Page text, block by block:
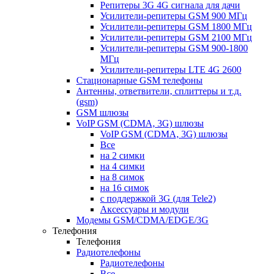
Репитеры 3G 4G сигнала для дачи
Усилители-репитеры GSM 900 МГц
Усилители-репитеры GSM 1800 МГц
Усилители-репитеры GSM 2100 МГц
Усилители-репитеры GSM 900-1800
МГц
Усилители-репитеры LTE 4G 2600
Стационарные GSM телефоны
Антенны, ответвители, сплиттеры и т.д.
(gsm)
GSM шлюзы
VoIP GSM (CDMA, 3G) шлюзы
VoIP GSM (CDMA, 3G) шлюзы
Все
на 2 симки
на 4 симки
на 8 симок
на 16 симок
с поддержкой 3G (для Tele2)
Аксессуары и модули
Модемы GSM/CDMA/EDGE/3G
Телефония
Телефония
Радиотелефоны
Радиотелефоны